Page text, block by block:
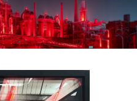
La Völklinger Hütte
Copyright: